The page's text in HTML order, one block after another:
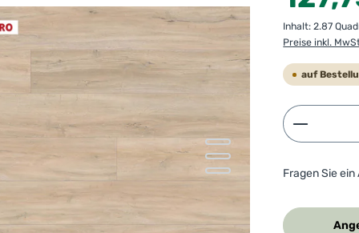
Inhalt:2.87
Preise inkl.
auf
Produkt
Fragen Sie